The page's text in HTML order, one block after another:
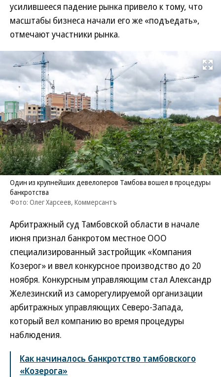
усилившееся падение рынка привело к тому, что
масштабы бизнеса начали его же «подъедать»,
отмечают участники рынка.
Развернуть
Один из крупнейших девелоперов Тамбова вошел в процедуры
банкротства
Фото: Олег Харсеев, Коммерсантъ
Арбитражный суд Тамбовской области в начале
июня признал банкротом местное ООО
специализированный застройщик «Компания
Козерог» и ввел конкурсное производство до 20
ноября. Конкурсным управляющим стал Александр
Железинский из саморегулируемой организации
арбитражных управляющих Северо-Запада,
который вел компанию во время процедуры
наблюдения.
Как начиналось банкротство тамбовского
«Козерога»